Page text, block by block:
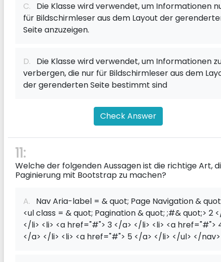
C. Die Klasse wird verwendet, um Informationen
für Bildschirmleser aus dem Layout der
Seite anzuzeigen.
D. Die Klasse wird verwendet, um Informationen
verbergen, die nur für Bildschirmleser aus dem
der gerenderten Seite bestimmt sind
Check Answer
11:
Welche der folgenden Aussagen ist die richtige Art,
Paginierung mit Bootstrap zu machen?
A. Nav Aria-label = & quot; Page Navigation &
<ul class = & quot; Pagination & quot; ;#& quot;> 2
</li> <li> <a href="#"> 3 </a> </li> <li> <a href="#">
</a> </li> <li> <a href="#"> 5 </a> </li> </ul> </nav>